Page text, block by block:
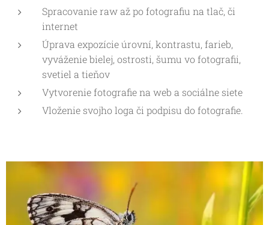
Spracovanie raw až po fotografiu na tlač, či
internet
Úprava expozície úrovní, kontrastu, farieb,
vyváženie bielej, ostrosti, šumu vo fotografii,
svetiel a tieňov
Vytvorenie fotografie na web a sociálne siete
Vloženie svojho loga či podpisu do fotografie.